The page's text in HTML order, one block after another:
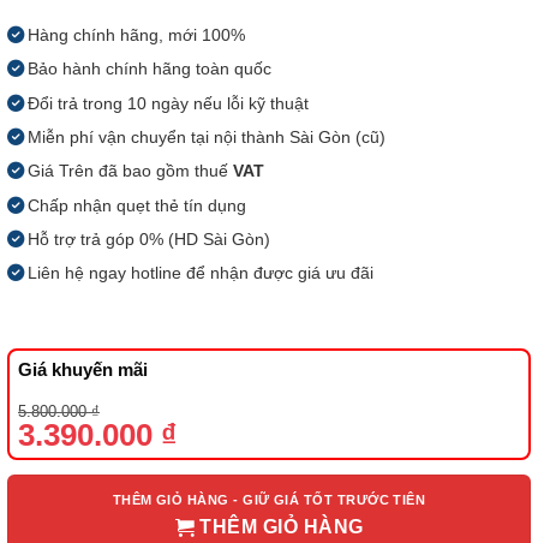
Hàng chính hãng, mới 100%
Bảo hành chính hãng toàn quốc
Đổi trả trong 10 ngày nếu lỗi kỹ thuật
Miễn phí vận chuyển tại nội thành Sài Gòn (cũ)
Giá Trên đã bao gồm thuế VAT
Chấp nhận quẹt thẻ tín dụng
Hỗ trợ trả góp 0% (HD Sài Gòn)
Liên hệ ngay hotline để nhận được giá ưu đãi
Giá khuyến mãi
5.800.000₫
Giá
gốc
là:
3.390.000 ₫
Giá
hiện
tại
THÊM GIỎ HÀNG - GIỮ GIÁ TỐT TRƯỚC TIÊN
THÊM GIỎ HÀNG